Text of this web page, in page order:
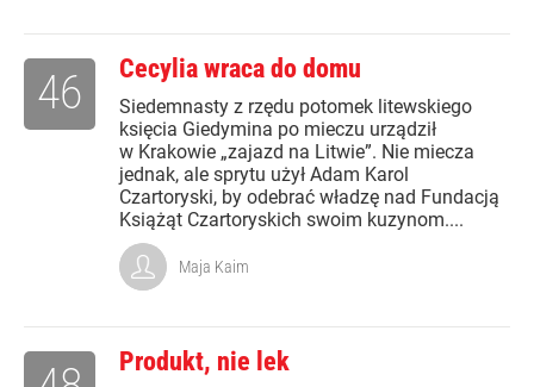
Cecylia wraca do domu
Siedemnasty z rzędu potomek litewskiego
księcia Giedymina po mieczu urządził
w Krakowie „zajazd na Litwie”. Nie miecza
jednak, ale sprytu użył Adam Karol
Czartoryski, by odebrać władzę nad Fundacją
Książąt Czartoryskich swoim kuzynom....
46
Maja Kaim
Produkt, nie lek